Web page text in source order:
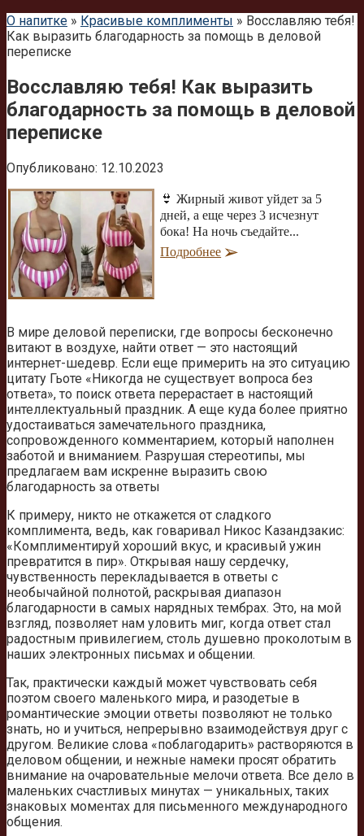
О напитке » Красивые комплименты » Восславляю тебя!
Как выразить благодарность за помощь в деловой
переписке
Восславляю тебя! Как выразить
благодарность за помощь в деловой
переписке
Опубликовано: 12.10.2023
👙 Жирный живот уйдет за 5
дней, а еще через 3 исчезнут
бока! На ночь съедайте...
Подробнее
В мире деловой переписки, где вопросы бесконечно
витают в воздухе, найти ответ — это настоящий
интернет-шедевр. Если еще примерить на это ситуацию
цитату Гьоте «Никогда не существует вопроса без
ответа», то поиск ответа перерастает в настоящий
интеллектуальный праздник. А еще куда более приятно
удостаиваться замечательного праздника,
сопровожденного комментарием, который наполнен
заботой и вниманием. Разрушая стереотипы, мы
предлагаем вам искренне выразить свою
благодарность за ответы
К примеру, никто не откажется от сладкого
комплимента, ведь, как говаривал Никос Казандзакис:
«Комплиментируй хороший вкус, и красивый ужин
превратится в пир». Открывая нашу сердечку,
чувственность перекладывается в ответы с
необычайной полнотой, раскрывая диапазон
благодарности в самых нарядных тембрах. Это, на мой
взгляд, позволяет нам уловить миг, когда ответ стал
радостным привилегием, столь душевно проколотым в
наших электронных письмах и общении.
Так, практически каждый может чувствовать себя
поэтом своего маленького мира, и разодетые в
романтические эмоции ответы позволяют не только
знать, но и учиться, непрерывно взаимодействуя друг с
другом. Великие слова «поблагодарить» растворяются в
деловом общении, и нежные намеки просят обратить
внимание на очаровательные мелочи ответа. Все дело в
маленьких счастливых минутах — уникальных, таких
знаковых моментах для письменного международного
общения.